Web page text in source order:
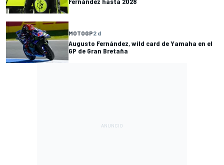
MOTOGP2 d
Augusto Fernández, wild card de Yamaha en el
GP de Gran Bretaña